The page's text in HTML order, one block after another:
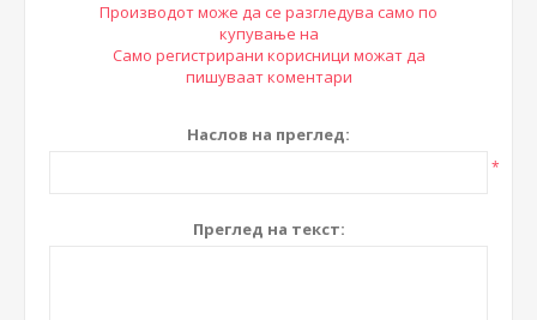
Производот може да се разгледува само по
купување на
Само регистрирани корисници можат да
пишуваат коментари
Наслов на преглед:
*
Преглед на текст: